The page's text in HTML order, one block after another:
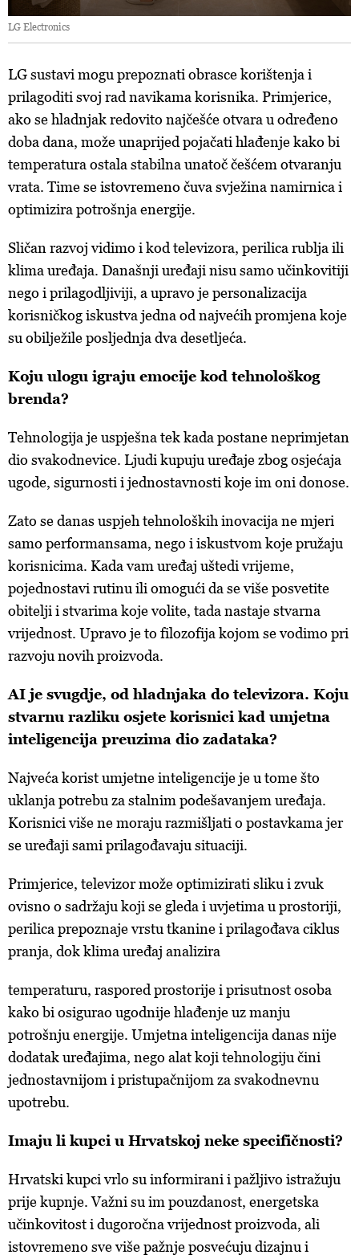
LG Electronics
LG sustavi mogu prepoznati obrasce korištenja i
prilagoditi svoj rad navikama korisnika. Primjerice,
ako se hladnjak redovito najčešće otvara u određeno
doba dana, može unaprijed pojačati hlađenje kako bi
temperatura ostala stabilna unatoč češćem otvaranju
vrata. Time se istovremeno čuva svježina namirnica i
optimizira potrošnja energije.
Sličan razvoj vidimo i kod televizora, perilica rublja ili
klima uređaja. Današnji uređaji nisu samo učinkovitiji
nego i prilagodljiviji, a upravo je personalizacija
korisničkog iskustva jedna od najvećih promjena koje
su obilježile posljednja dva desetljeća.
Koju ulogu igraju emocije kod tehnološkog
brenda?
Tehnologija je uspješna tek kada postane neprimjetan
dio svakodnevice. Ljudi kupuju uređaje zbog osjećaja
ugode, sigurnosti i jednostavnosti koje im oni donose.
Zato se danas uspjeh tehnoloških inovacija ne mjeri
samo performansama, nego i iskustvom koje pružaju
korisnicima. Kada vam uređaj uštedi vrijeme,
pojednostavi rutinu ili omogući da se više posvetite
obitelji i stvarima koje volite, tada nastaje stvarna
vrijednost. Upravo je to filozofija kojom se vodimo pri
razvoju novih proizvoda.
AI je svugdje, od hladnjaka do televizora. Koju
stvarnu razliku osjete korisnici kad umjetna
inteligencija preuzima dio zadataka?
Najveća korist umjetne inteligencije je u tome što
uklanja potrebu za stalnim podešavanjem uređaja.
Korisnici više ne moraju razmišljati o postavkama jer
se uređaji sami prilagođavaju situaciji.
Primjerice, televizor može optimizirati sliku i zvuk
ovisno o sadržaju koji se gleda i uvjetima u prostoriji,
perilica prepoznaje vrstu tkanine i prilagođava ciklus
pranja, dok klima uređaj analizira
temperaturu, raspored prostorije i prisutnost osoba
kako bi osigurao ugodnije hlađenje uz manju
potrošnju energije. Umjetna inteligencija danas nije
dodatak uređajima, nego alat koji tehnologiju čini
jednostavnijom i pristupačnijom za svakodnevnu
upotrebu.
Imaju li kupci u Hrvatskoj neke specifičnosti?
Hrvatski kupci vrlo su informirani i pažljivo istražuju
prije kupnje. Važni su im pouzdanost, energetska
učinkovitost i dugoročna vrijednost proizvoda, ali
istovremeno sve više pažnje posvećuju dizajnu i